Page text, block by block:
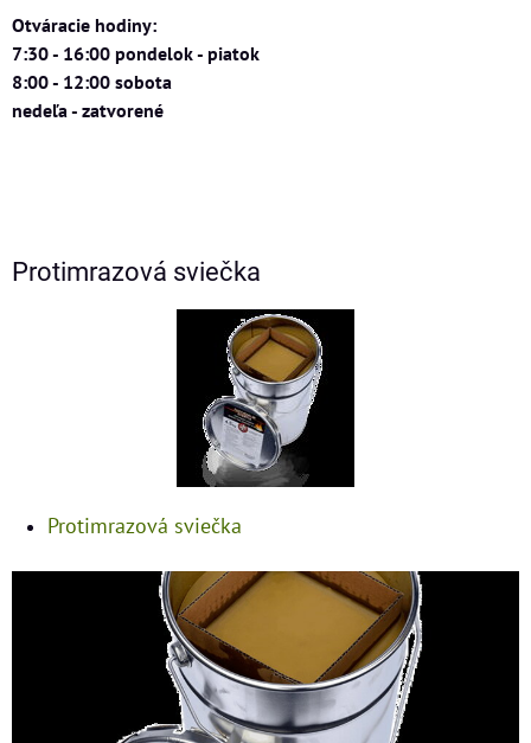
Otváracie hodiny:
7:30 - 16:00 pondelok - piatok
8:00 - 12:00 sobota
nedeľa - zatvorené
Protimrazová sviečka
Protimrazová sviečka